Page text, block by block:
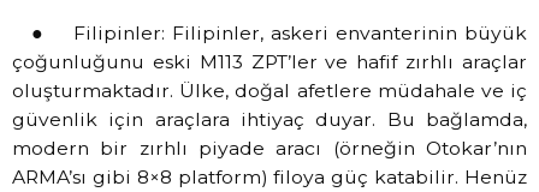
● Filipinler: Filipinler, askeri envanterinin büyük
çoğunluğunu eski M113 ZPT’ler ve hafif zırhlı araçlar
oluşturmaktadır. Ülke, doğal afetlere müdahale ve iç
güvenlik için araçlara ihtiyaç duyar. Bu bağlamda,
modern bir zırhlı piyade aracı (örneğin Otokar’nın
ARMA’sı gibi 8×8 platform) filoya güç katabilir. Henüz